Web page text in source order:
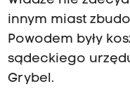
innym miast
Powodem były
sądeckiego
Grybel.